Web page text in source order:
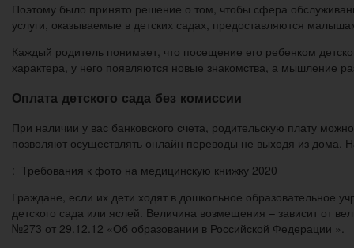
Поэтому было принято решение о том, чтобы сфера
услуги, оказываемые в детских садах, предоставляются
Каждый родитель понимает, что посещение его ребенком
характера, у него появляются новые знакомства, а мышление
Оплата детского сада без комиссии
При наличии у вас банковского счета, родительскую плату
позволяют осуществлять онлайн переводы не выходя из
: Требования к фото на медицинскую книжку 2020
Граждане, если их дети ходят в дошкольное образовательное
детского сада или яслей. Величина возмещения – зависит от
№273 от 29.12.12 «Об образовании в Российской Федерации ».